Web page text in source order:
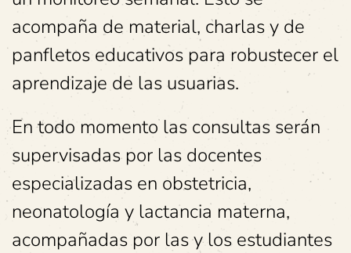
acompaña de material, charlas y de
panfletos educativos para robustecer el
aprendizaje de las usuarias.
En todo momento las consultas serán
supervisadas por las docentes
especializadas en obstetricia,
neonatología y lactancia materna,
acompañadas por las y los estudiantes